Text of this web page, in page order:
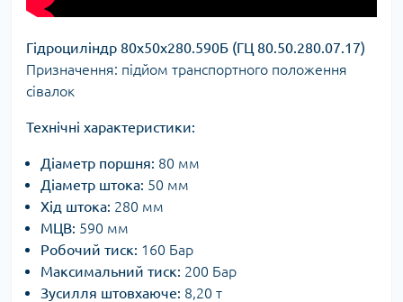
Гідроциліндр 80х50х280.590Б (ГЦ 80.50.280.07.17)
Призначення: підйом транспортного положення
сівалок
Технічні характеристики:
Діаметр поршня: 80 мм
Діаметр штока: 50 мм
Хід штока: 280 мм
МЦВ: 590 мм
Робочий тиск: 160 Бар
Максимальний тиск: 200 Бар
Зусилля штовхаюче: 8,20 т